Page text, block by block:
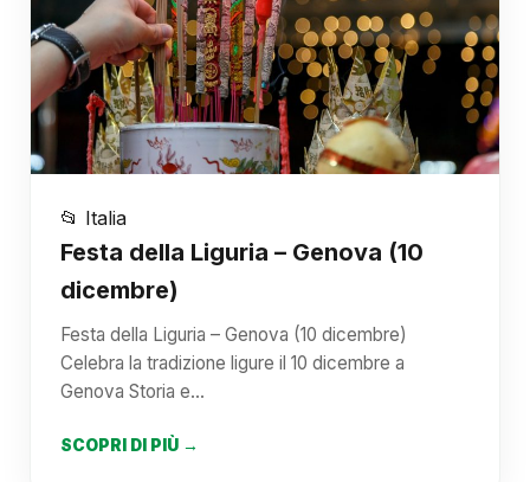
📂 Italia
Festa della Liguria – Genova (10
dicembre)
Festa della Liguria – Genova (10 dicembre)
Celebra la tradizione ligure il 10 dicembre a
Genova Storia e…
SCOPRI DI PIÙ →